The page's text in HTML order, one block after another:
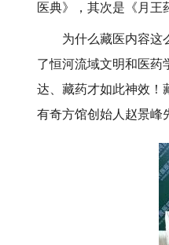
医典》，其次是《月王
为什么藏医内容这么
了恒河流域文明和医药
达、藏药才如此神效！
有奇方馆创始人赵景峰